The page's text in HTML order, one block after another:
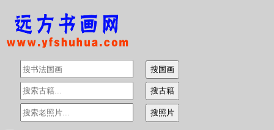
Skip
content